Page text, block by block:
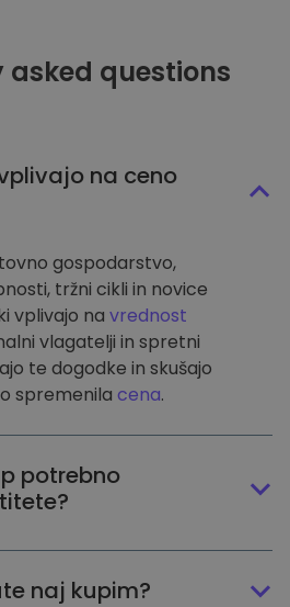
asked questions
na ceno
gospodarstvo,
tržni cikli in novice
vplivajo na vrednost
vlagatelji in spretni
te dogodke in skušajo
spremenila cena.
potrebno
naj kupim?